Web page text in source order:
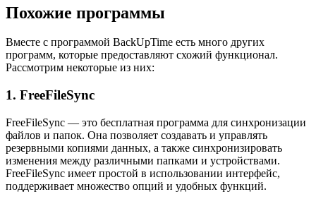
Похожие программы
Вместе с программой BackUpTime есть много других
программ, которые предоставляют схожий функционал.
Рассмотрим некоторые из них:
1. FreeFileSync
FreeFileSync — это бесплатная программа для синхронизации
файлов и папок. Она позволяет создавать и управлять
резервными копиями данных, а также синхронизировать
изменения между различными папками и устройствами.
FreeFileSync имеет простой в использовании интерфейс,
поддерживает множество опций и удобных функций.